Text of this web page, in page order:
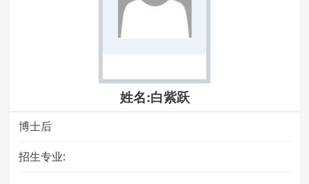
姓名:白紫跃
博士后
招生专业: